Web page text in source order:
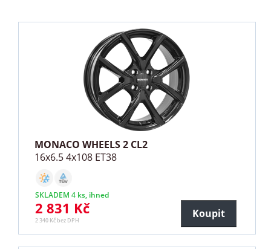
MONACO WHEELS 2 CL2
16x6.5 4x108 ET38
SKLADEM 4 ks, ihned
2 831 Kč
2 340 Kč bez DPH
Koupit